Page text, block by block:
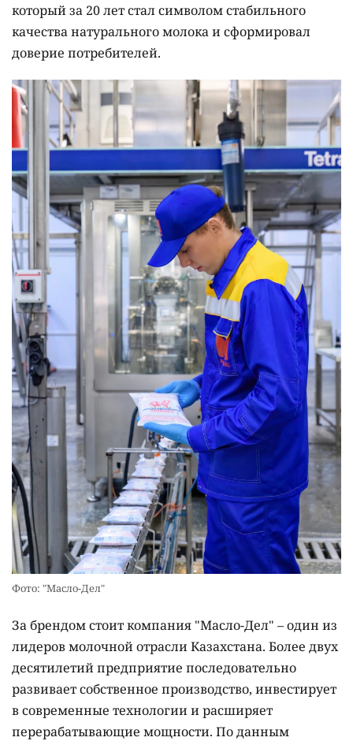
который за 20 лет стал символом стабильного
качества натурального молока и сформировал
доверие потребителей.
Фото: "Масло-Дел"
За брендом стоит компания "Масло-Дел" – один из
лидеров молочной отрасли Казахстана. Более двух
десятилетий предприятие последовательно
развивает собственное производство, инвестирует
в современные технологии и расширяет
перерабатывающие мощности. По данным